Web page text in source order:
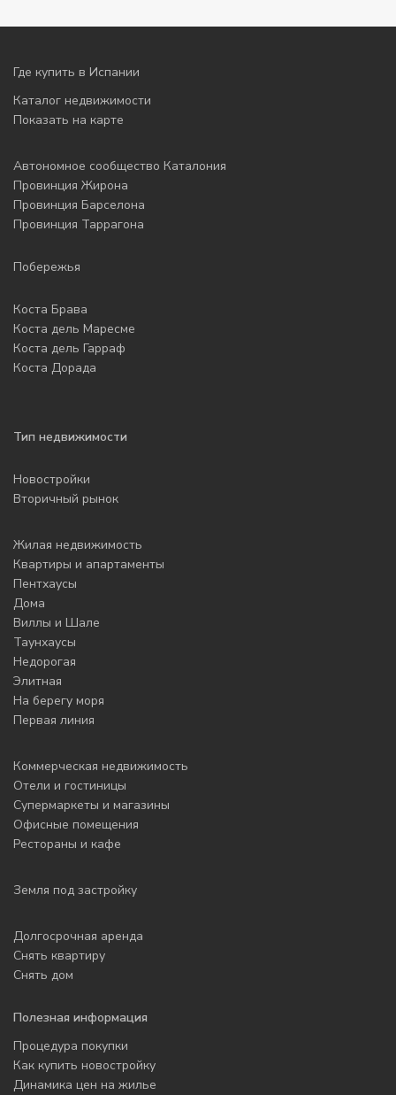
Где купить в Испании
Каталог недвижимости
Показать на карте
Автономное сообщество Каталония
Провинция Жирона
Провинция Барселона
Провинция Таррагона
Побережья
Коста Брава
Коста дель Маресме
Коста дель Гарраф
Коста Дорада
Тип недвижимости
Новостройки
Вторичный рынок
Жилая недвижимость
Квартиры и апартаменты
Пентхаусы
Дома
Виллы и Шале
Таунхаусы
Недорогая
Элитная
На берегу моря
Первая линия
Коммерческая недвижимость
Отели и гостиницы
Супермаркеты и магазины
Офисные помещения
Рестораны и кафе
Земля под застройку
Долгосрочная аренда
Снять квартиру
Снять дом
Полезная информация
Процедура покупки
Как купить новостройку
Динамика цен на жилье